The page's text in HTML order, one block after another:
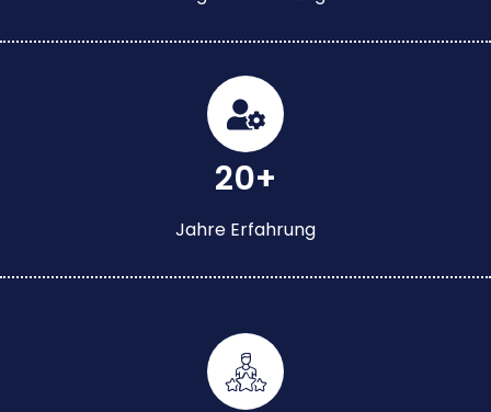
20+
Jahre Erfahrung